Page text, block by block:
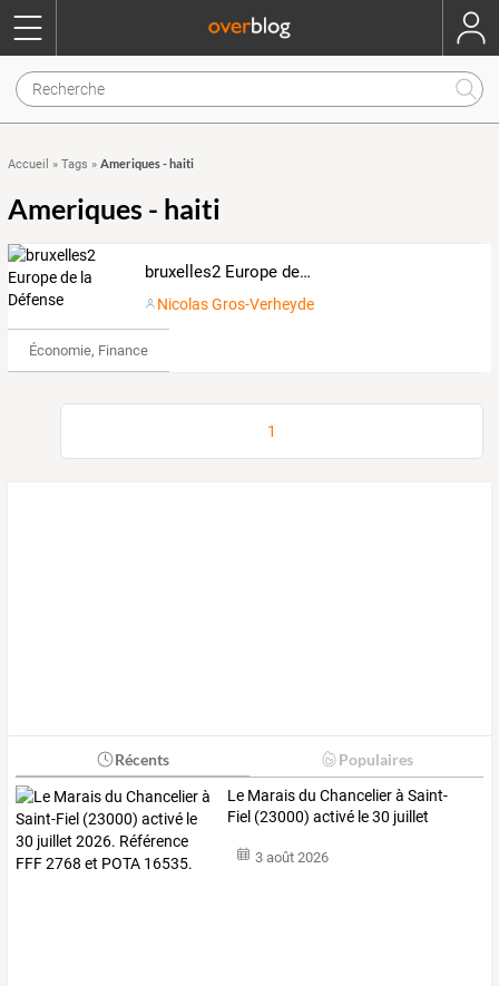
Accueil » Tags » Ameriques - haiti
Ameriques - haiti
bruxelles2 Europe de la Défense
Nicolas Gros-Verheyde
Économie, Finance & Droit
1
Récents Populaires
Le Maraisdu Chancelierà Saint-
Fiel (23000) activé le30 juillet
3 août 2026